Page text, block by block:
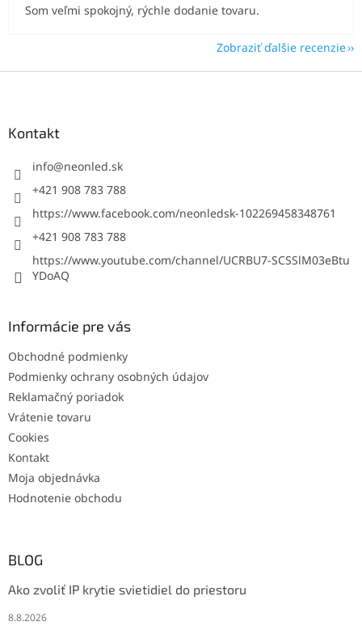
Som veľmi spokojný, rýchle dodanie tovaru.
Zobraziť ďalšie recenzie
Kontakt
info@neonled.sk
+421 908 783 788
https://www.facebook.com/neonledsk-102269458348761
+421 908 783 788
https://www.youtube.com/channel/UCRBU7-SCSSlM03eBtu
YDoAQ
Informácie pre vás
Obchodné podmienky
Podmienky ochrany osobných údajov
Reklamačný poriadok
Vrátenie tovaru
Cookies
Kontakt
Moja objednávka
Hodnotenie obchodu
BLOG
Ako zvoliť IP krytie svietidiel do priestoru
8.8.2026